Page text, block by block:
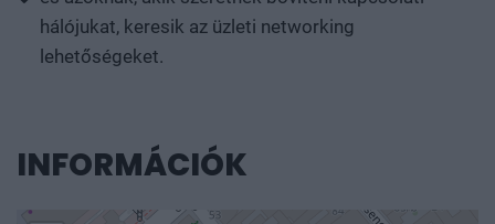
hálójukat, keresik az üzleti networking
lehetőségeket.
INFORMÁCIÓK